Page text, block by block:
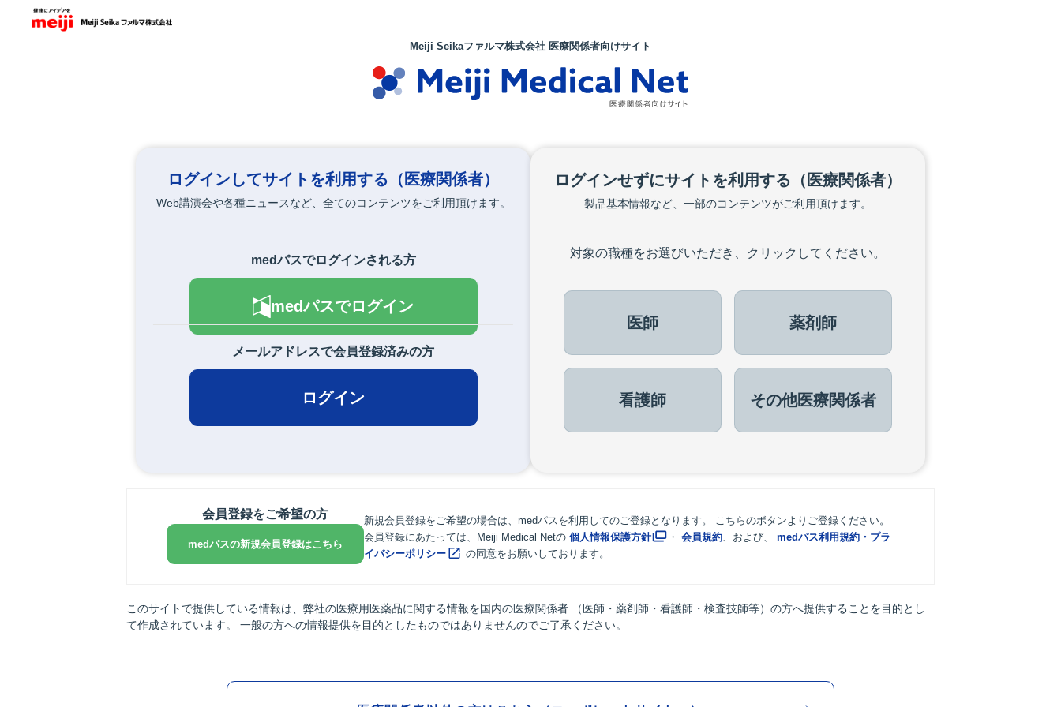
Meiji Seikaファルマ株式会社 医療関係者向けサイト
ログインしてサイトを利用する （医療関係者）
Web講演会や各種ニュースなど、全てのコンテンツをご利用頂けます。
medパスでログインされる方
medパスでログイン
メールアドレスで会員登録済みの方
ログイン
ログインせずにサイトを利用する （医療関係者）
製品基本情報など、一部のコンテンツがご利用頂けます。
対象の職種をお選びいただき、クリックしてください。
医師 薬剤師
看護師 その他医療関係者
会員登録をご希望の方
medパスの新規会員登録はこちら
新規会員登録をご希望の場合は、medパスを利用してのご登録となります。 こちらのボタンよりご登録ください。
会員登録にあたっては、Meiji Medical Netの 個人情報保護方針 ・ 会員規約、および、 medパス利用規約・プラ
イバシーポリシー
の同意をお願いしております。
このサイトで提供している情報は、弊社の医療用医薬品に関する情報を国内の医療関係者 （医師・薬剤師・看護師・検査技師等）の方へ提供することを目的とし
て作成されています。 一般の方への情報提供を目的としたものではありませんのでご了承ください。